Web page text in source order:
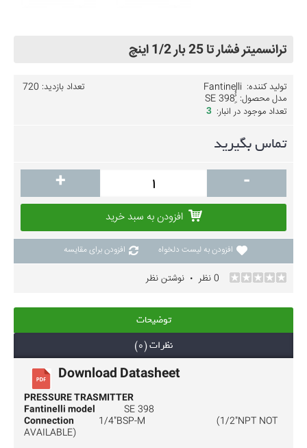
ترانسمیتر فشار تا 25 بار 1/2 اینچ
تعداد بازدید: 720 تولید کننده: Fantinelli
مدل محصول:
تعداد موجود در انبار: 3
تماس بگیرید
-
+
افزودن به سبد خرید
افزودن به لیست دلخواه افزودن برای مقایسه
0 نظر • نوشتن نظر
توضیحات
نظرات (0)
Download Datasheet
PRESSURE TRASMITTER
Fantinelli model SE 398
Connection 1/4"BSP-M (1/2"NPT NOT
AVAILABLE)